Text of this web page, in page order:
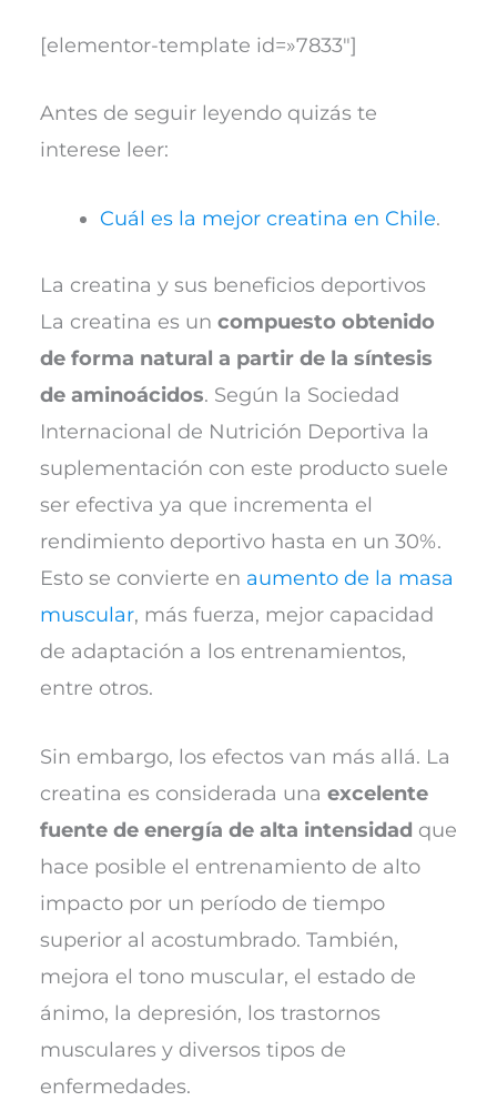
[elementor-template id=»7833″]
Antes de seguir leyendo quizás te
interese leer:
Cuál es la mejor creatina en Chile.
La creatina y sus beneficios deportivos
La creatina es un compuesto obtenido
de forma natural a partir de la síntesis
de aminoácidos. Según la Sociedad
Internacional de Nutrición Deportiva la
suplementación con este producto suele
ser efectiva ya que incrementa el
rendimiento deportivo hasta en un 30%.
Esto se convierte en aumento de la masa
muscular, más fuerza, mejor capacidad
de adaptación a los entrenamientos,
entre otros.
Sin embargo, los efectos van más allá. La
creatina es considerada una excelente
fuente de energía de alta intensidad que
hace posible el entrenamiento de alto
impacto por un período de tiempo
superior al acostumbrado. También,
mejora el tono muscular, el estado de
ánimo, la depresión, los trastornos
musculares y diversos tipos de
enfermedades.